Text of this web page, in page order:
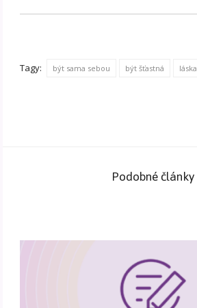
Tagy: být sama sebou být šťastná láska
Podobné články